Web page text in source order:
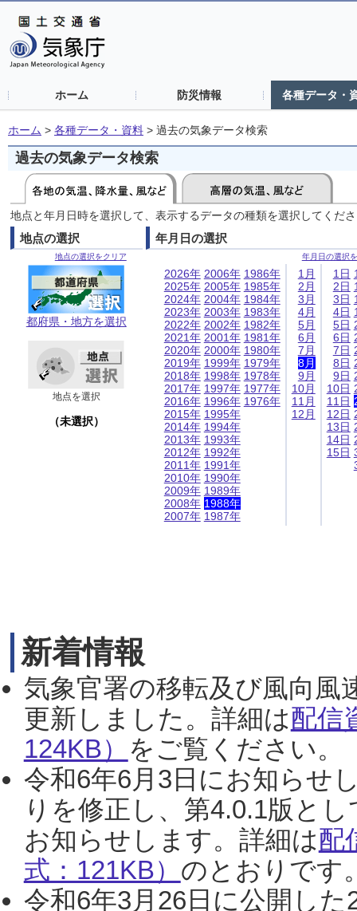
ホーム 防災情報 各種データ・
ホーム > 各種データ・資料 > 過去の気象データ検索
過去の気象データ検索
地点と年月日時を選択して、表示するデータの種類を選択してくだ
地点の選択
地点の選択をクリア
都府県・地方を選択
地点を選択
（未選択）
年月日の選択
年月日の選択
2026年
2025年
2024年
2023年
2022年
2021年
2020年
2019年
2018年
2017年
2016年
2015年
2014年
2013年
2012年
2011年
2010年
2009年
2008年
2007年
2006年
2005年
2004年
2003年
2002年
2001年
2000年
1999年
1998年
1997年
1996年
1995年
1994年
1993年
1992年
1991年
1990年
1989年
1988年
1987年
1986年
1985年
1984年
1983年
1982年
1981年
1980年
1979年
1978年
1977年
1976年
1月
2月
3月
4月
5月
6月
7月
8月
9月
10月
11月
12月
1日
2日
3日
4日
5日
6日
7日
8日
9日
10日
11日
12日
13日
14日
15日
新着情報
気象官署の移転及び風向風
更新しました。詳細は配信
124KB） をご覧ください。
令和6年6月3日にお知らせ
りを修正し、第4.0.1版と
お知らせします。詳細は配
式：121KB） のとおりです
令和6年3月26日に公開し